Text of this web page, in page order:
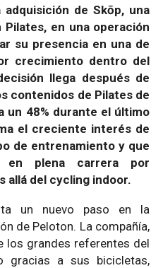
de Skōp, una
en una operación
su presencia en una de
crecimiento dentro del
llega después de
contenidos de Pilates de
un 48% durante el último
el creciente interés de
de entrenamiento y que
plena carrera por
allá del cycling indoor.
un nuevo paso en la
de Peloton. La compañía,
los grandes referentes del
gracias a sus bicicletas,